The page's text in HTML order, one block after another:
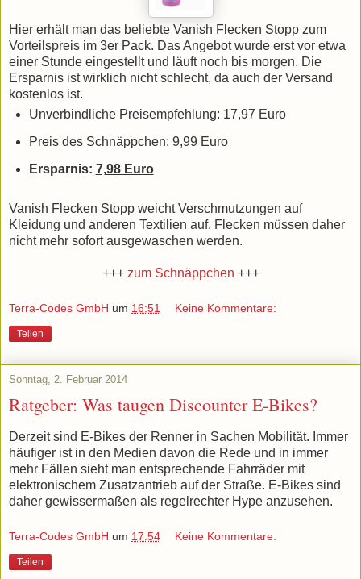
Hier erhält man das beliebte Vanish Flecken Stopp zum
Vorteilspreis im 3er Pack. Das Angebot wurde erst vor etwa
einer Stunde eingestellt und läuft noch bis morgen. Die
Ersparnis ist wirklich nicht schlecht, da auch der Versand
kostenlos ist.
Unverbindliche Preisempfehlung: 17,97 Euro
Preis des Schnäppchen: 9,99 Euro
Ersparnis: 7,98 Euro
Vanish Flecken Stopp weicht Verschmutzungen auf
Kleidung und anderen Textilien auf. Flecken müssen daher
nicht mehr sofort ausgewaschen werden.
+++ zum Schnäppchen +++
Terra-Codes GmbH um 16:51 Keine Kommentare:
Teilen
Sonntag, 2. Februar 2014
Ratgeber: Was taugen Discounter E-Bikes?
Derzeit sind E-Bikes der Renner in Sachen Mobilität. Immer
häufiger ist in den Medien davon die Rede und in immer
mehr Fällen sieht man entsprechende Fahrräder mit
elektronischem Zusatzantrieb auf der Straße. E-Bikes sind
daher gewissermaßen als regelrechter Hype anzusehen.
Terra-Codes GmbH um 17:54 Keine Kommentare:
Teilen